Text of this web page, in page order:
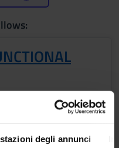
degli annunci